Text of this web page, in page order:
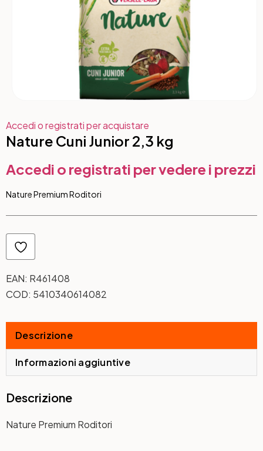
Accedi o registrati per acquistare
Nature Cuni Junior 2,3 kg
Accedi o registrati per vedere i prezzi
Nature Premium Roditori
EAN: R461408
COD: 5410340614082
Descrizione
Informazioni aggiuntive
Descrizione
Nature Premium Roditori